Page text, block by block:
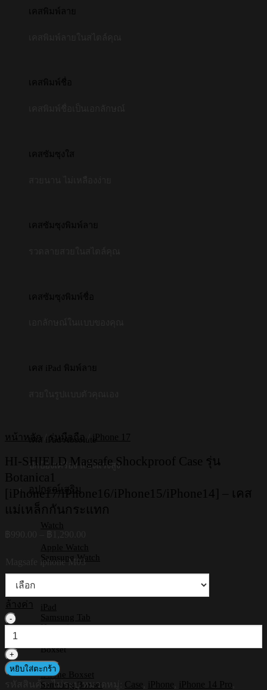
เคสพิมพ์ลาย
เคสพิมพ์ชื่อ
เคสซัมซุงใส
เคสซัมซุงพิมพ์ลาย
เคสซัมซุงพิมพ์ชื่อ
เคส iPad พิมพ์ลาย
เคส iPad Absolute
ปกป้องเครื่อง แข็งแรงสูง
อุปกรณ์เสริม
Watch
Apple Watch
Samsung Watch
iPad
Samsung Tab
Huawei
Boxset
iPhone Boxset
Samsung Boxset
หน้าหลัก / รุ่นมือถือ / iPhone 17
HI-SHIELD Magsafe Shockproof Case รุ่น
Botanica1
[iPhone17/iPhone16/iPhone15/iPhone14] – เคส
แม่เหล็กกันกระแทก
฿990.00
Magsafe iphone M03
ล้างค่า
จำนวน
SHIELD
Magsafe
Shockproof
Case
หยิบใส่ตะกร้า
รหัสสินค้า: ไม่ระบุ หมวดหมู่: Case iPhone iPhone 14 Pro